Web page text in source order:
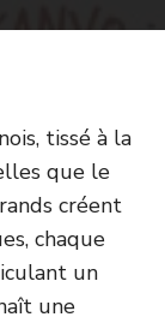
tissé à la
que le
créent
chaque
un
une